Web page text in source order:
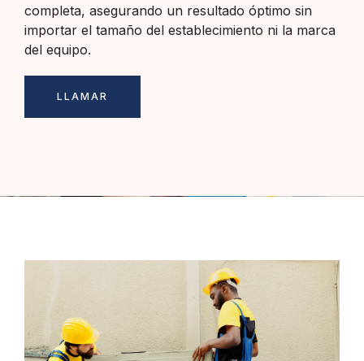
completa, asegurando un resultado óptimo sin
importar el tamaño del establecimiento ni la marca
del equipo.
LLAMAR